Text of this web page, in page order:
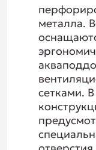
металла.
сетками. В